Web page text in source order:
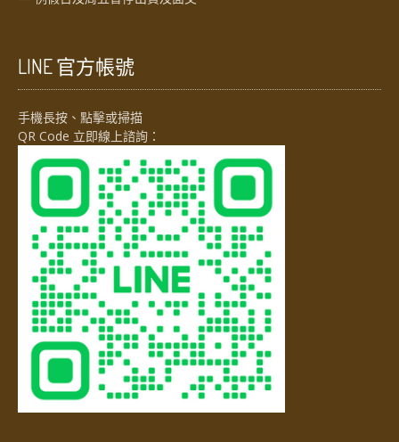
LINE 官方帳號
手機長按、點擊或掃描
QR Code 立即線上諮詢：